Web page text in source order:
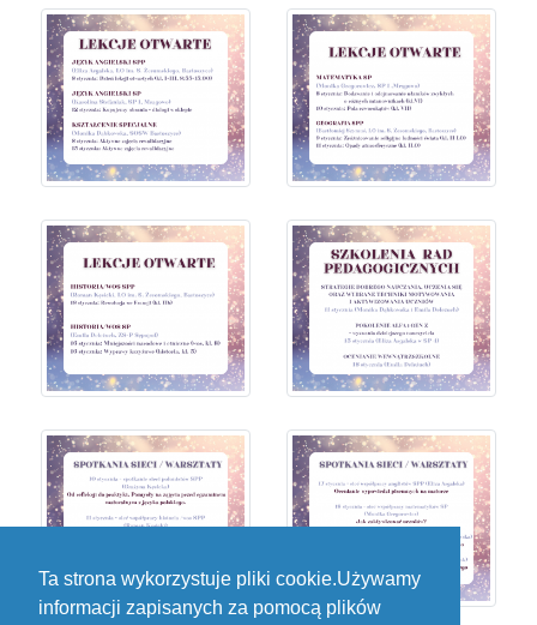
Ta strona wykorzystuje pliki cookie.Używamy
informacji zapisanych za pomocą plików